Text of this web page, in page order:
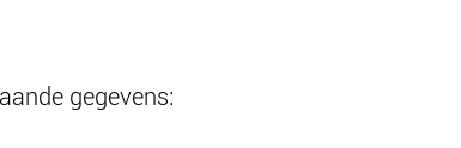
gegevens: